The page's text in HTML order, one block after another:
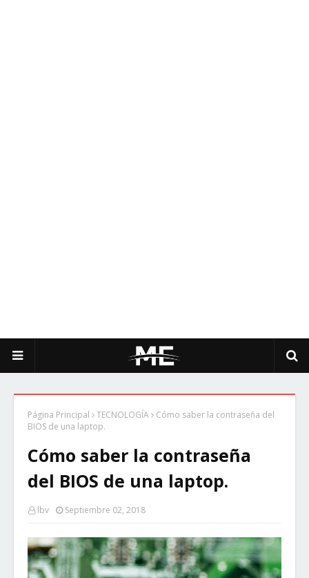
Página Principal TECNOLOGÍA
Cómo saber la contraseña del
BIOS de una laptop.
Cómo saber la contraseña
del BIOS de una laptop.
lbv Septiembre 02, 2018